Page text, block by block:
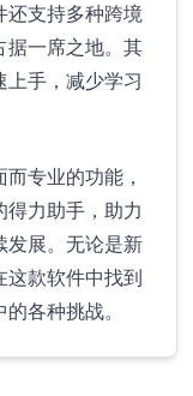
还支持多种跨境
据一席之地。其
手，减少学习
专业的功能，
得力助手，助力
发展。无论是新
这款软件中找到
各种挑战。